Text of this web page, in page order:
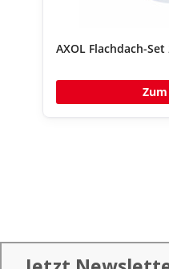
AXOL Flachdach-